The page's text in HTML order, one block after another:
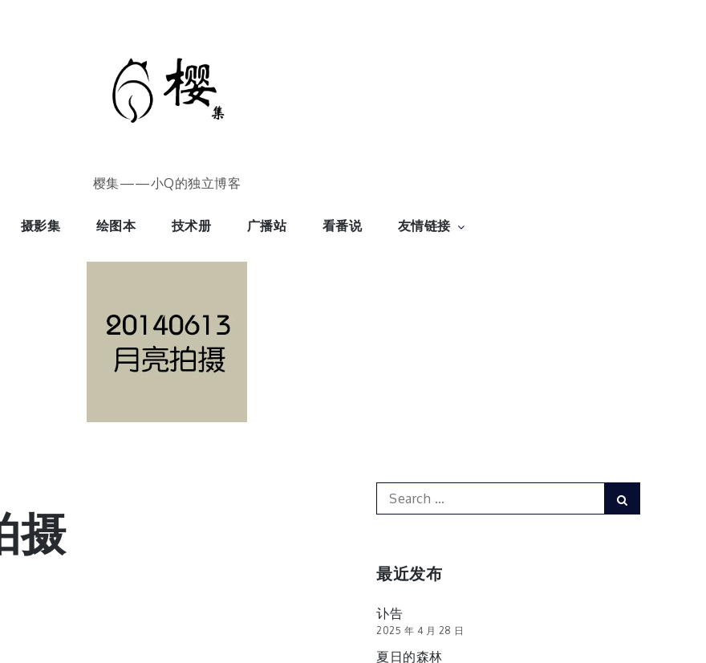
樱集——小Q的独立博客
摄影集 绘图本 技术册 广播站 看番说 友情链接
摄
Search
for:
最近发布
讣告
2025 年 4 月 28 日
夏日的森林